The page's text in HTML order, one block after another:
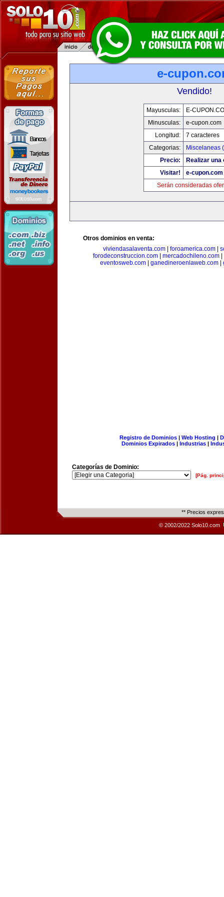
e-
Vendido!
Mayusculas:
E-
Minusculas:
e-cupon.com
Longitud:
7 caracteres
Categorias:
Miscelaneas
Precio:
Realizar una
Visitar!
e-cupon.com
Serán consideradas
Otros dominios en venta:
viviendasalaventa.com| foroamerica.com|
forodeconstruccion.com
mercadochileno.com
eventosweb.com| ganedineroenlaweb.com|
Registro de Dominios| Web Hosting |
Dominios Expirados | Industrias |
Categorías de Dominio:
[Pág.
** Precios
© 2002/2022 Solo10.com